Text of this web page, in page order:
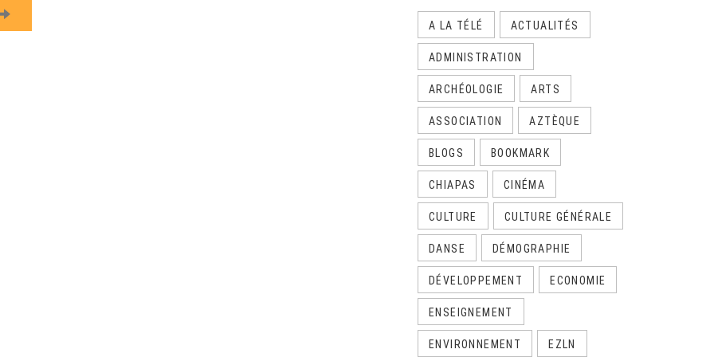
A LA TÉLÉ ACTUALITÉS
ADMINISTRATION
ARCHÉOLOGIE ARTS
ASSOCIATION AZTÈQUE
BLOGS BOOKMARK
CHIAPAS CINÉMA
CULTURE CULTURE GÉNÉRALE
DANSE DÉMOGRAPHIE
DÉVELOPPEMENT ECONOMIE
ENSEIGNEMENT
ENVIRONNEMENT EZLN